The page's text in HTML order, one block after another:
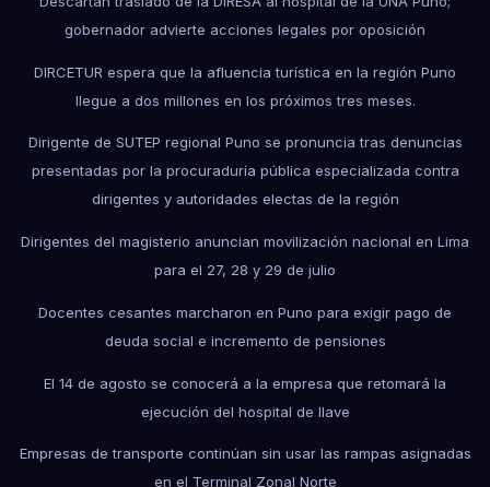
gobernador advierte acciones legales por oposición
DIRCETUR espera que la afluencia turística en la región Puno
llegue a dos millones en los próximos tres meses.
Dirigente de SUTEP regional Puno se pronuncia tras denuncias
presentadas por la procuraduría pública especializada contra
dirigentes y autoridades electas de la región
Dirigentes del magisterio anuncian movilización nacional en Lima
para el 27, 28 y 29 de julio
Docentes cesantes marcharon en Puno para exigir pago de
deuda social e incremento de pensiones
El 14 de agosto se conocerá a la empresa que retomará la
ejecución del hospital de Ilave
Empresas de transporte continúan sin usar las rampas asignadas
en el Terminal Zonal Norte